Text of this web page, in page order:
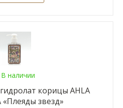
В наличии
корицы AHLA
«Плеяды звезд»